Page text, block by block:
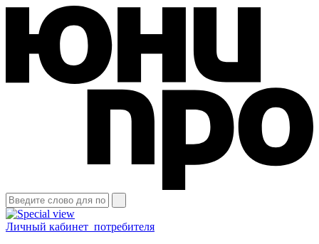
Личный кабинет потребителя